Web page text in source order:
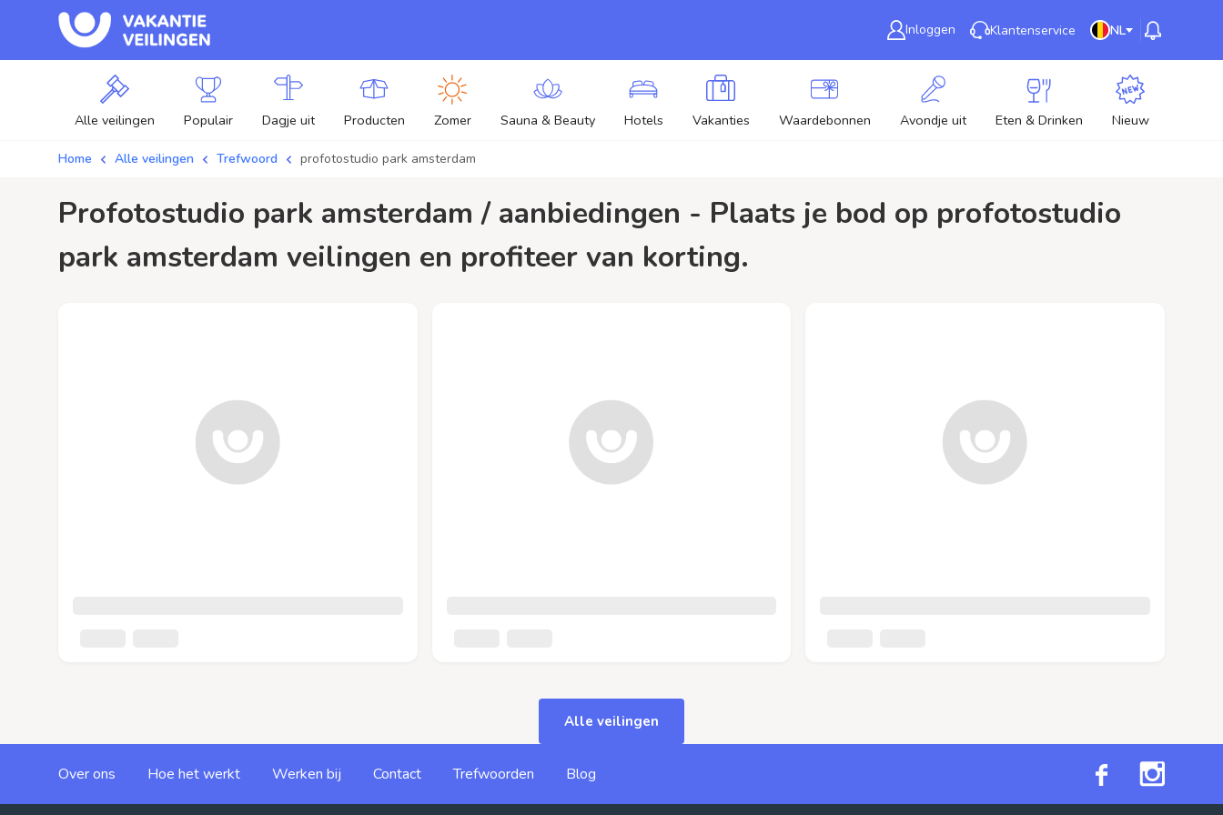
Inloggen Klantenservice NL
Alle veilingen Populair Dagje uit Producten Zomer Sauna & Beauty Hotels Vakanties Waardebonnen Avondje uit Eten & Drinken Nieuw
Home Alle veilingen Trefwoord profotostudio park amsterdam
profotostudio park amsterdam / aanbiedingen - Plaats je bod op profotostudio
park amsterdam veilingen en profiteer van korting.
Alle veilingen
Over ons Hoe het werkt Werken bij Contact Trefwoorden Blog